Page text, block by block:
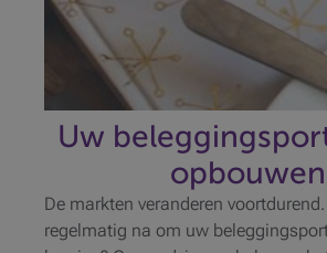
Uw
opbouwen
De markten veranderen
regelmatig na om uw